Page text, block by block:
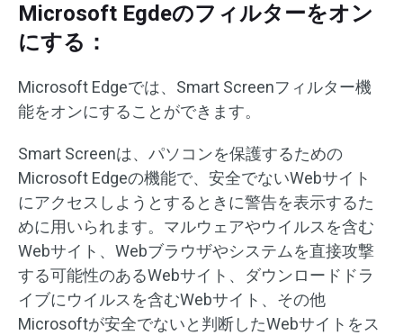
Microsoft Egdeのフィルターをオン
にする：
Microsoft Edgeでは、Smart Screenフィルター機
能をオンにすることができます。
Smart Screenは、パソコンを保護するための
Microsoft Edgeの機能で、安全でないWebサイト
にアクセスしようとするときに警告を表示するた
めに用いられます。マルウェアやウイルスを含む
Webサイト、Webブラウザやシステムを直接攻撃
する可能性のあるWebサイト、ダウンロードドラ
イブにウイルスを含むWebサイト、その他
Microsoftが安全でないと判断したWebサイトをス